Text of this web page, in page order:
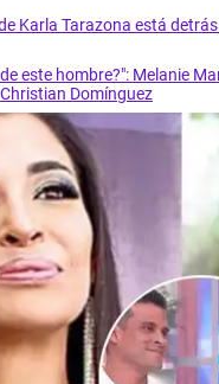
Karla Tarazona está
este hombre?": Melanie
Domínguez